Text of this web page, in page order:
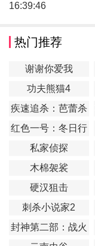
16:39:46
热门推荐
谢谢你爱我
功夫熊猫4
疾速追杀：芭蕾杀
姬
红色一号：冬日行
动
私家侦探
木棉袈裟
硬汉狙击
刺杀小说家2
封神第二部：战火
西岐